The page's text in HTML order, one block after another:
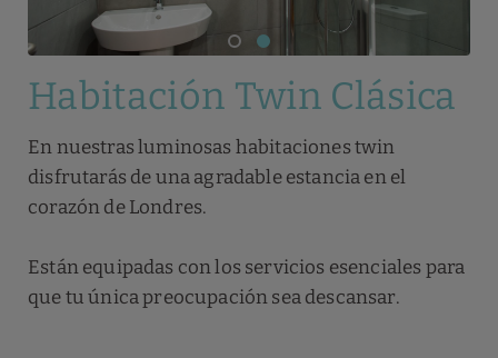
Habitación Twin Clásica
En nuestras luminosas habitaciones twin
disfrutarás de una agradable estancia en el
corazón de Londres.
Están equipadas con los servicios esenciales para
que tu única preocupación sea descansar.